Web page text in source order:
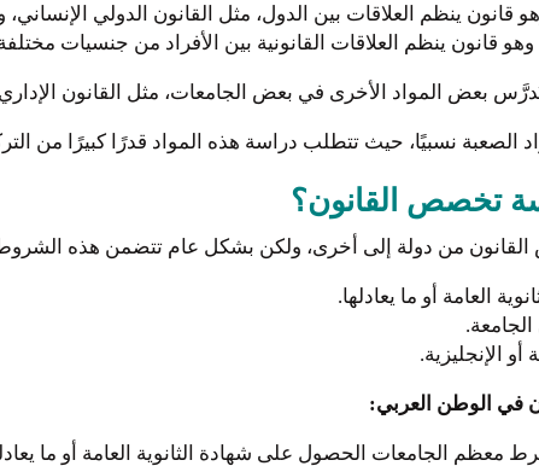
قانون ينظم العلاقات بين الدول، مثل القانون الدولي
وهو قانون ينظم العلاقات القانونية بين الأفراد من جنسيات
بعض المواد الأخرى في بعض الجامعات، مثل القانون الإداري
الصعبة نسبيًا، حيث تتطلب دراسة هذه المواد قدرًا كبيرًا من
تخصص القانون؟
من دولة إلى أخرى، ولكن بشكل عام تتضمن هذه
العامة أو ما يعادلها.
الجامعة.
أو الإنجليزية.
في الوطن العربي:
معظم الجامعات الحصول على شهادة الثانوية العامة أو ما